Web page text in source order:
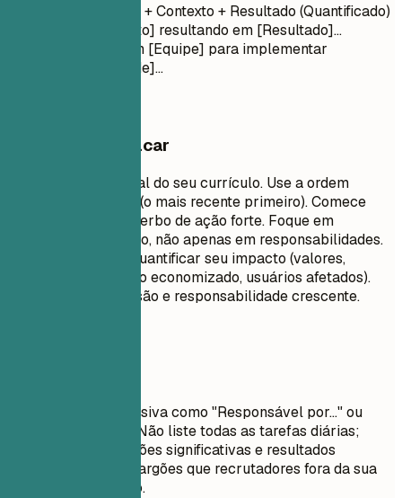
Verbo de Ação + Contexto + Resultado (Quantificado)
Liderou [Projeto] resultando em [Resultado]...
Colaborou com [Equipe] para implementar
[Funcionalidade]...
O que vale destacar
Esta é a parte central do seu currículo. Use a ordem
cronológica inversa (o mais recente primeiro). Comece
cada item com um verbo de ação forte. Foque em
conquistas e impacto, não apenas em responsabilidades.
Use números para quantificar seu impacto (valores,
porcentagens, tempo economizado, usuários afetados).
Demonstre progressão e responsabilidade crescente.
Evite linguagem passiva como "Responsável por..." ou
"Encarregado de...". Não liste todas as tarefas diárias;
foque em contribuições significativas e resultados
mensuráveis. Evite jargões que recrutadores fora da sua
área não entenderão.